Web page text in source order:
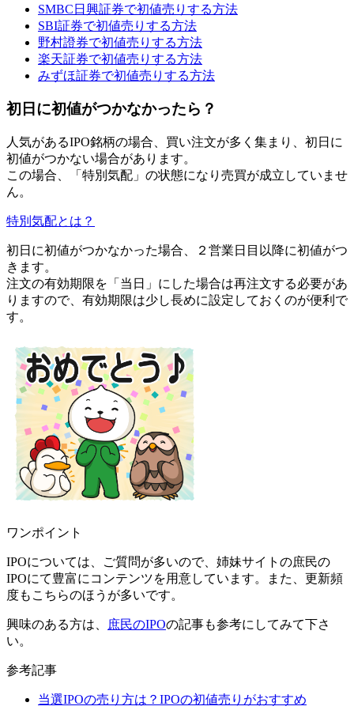
SMBC日興証券で初値売りする方法
SBI証券で初値売りする方法
野村證券で初値売りする方法
楽天証券で初値売りする方法
みずほ証券で初値売りする方法
初日に初値がつかなかったら？
人気があるIPO銘柄の場合、 買い注文が多く集まり、初日に
初値がつかない場合があります。
この場合、「特別気配」の状態になり売買が成立していませ
ん。
特別気配とは？
初日に初値がつかなかった場合、２営業日目以降に初値がつ
きます。
注文の有効期限を「当日」にした場合は再注文する必要があ
りますので、有効期限は少し長めに設定しておくのが便利で
す。
ワンポイント
IPOについては、ご質問が多いので、姉妹サイトの庶民の
IPOにて豊富にコンテンツを用意しています。また、更新頻
度もこちらのほうが多いです。
興味のある方は、 庶民のIPOの記事も参考にしてみて下さ
い。
参考記事
当選IPOの売り方は？IPOの初値売りがおすすめ